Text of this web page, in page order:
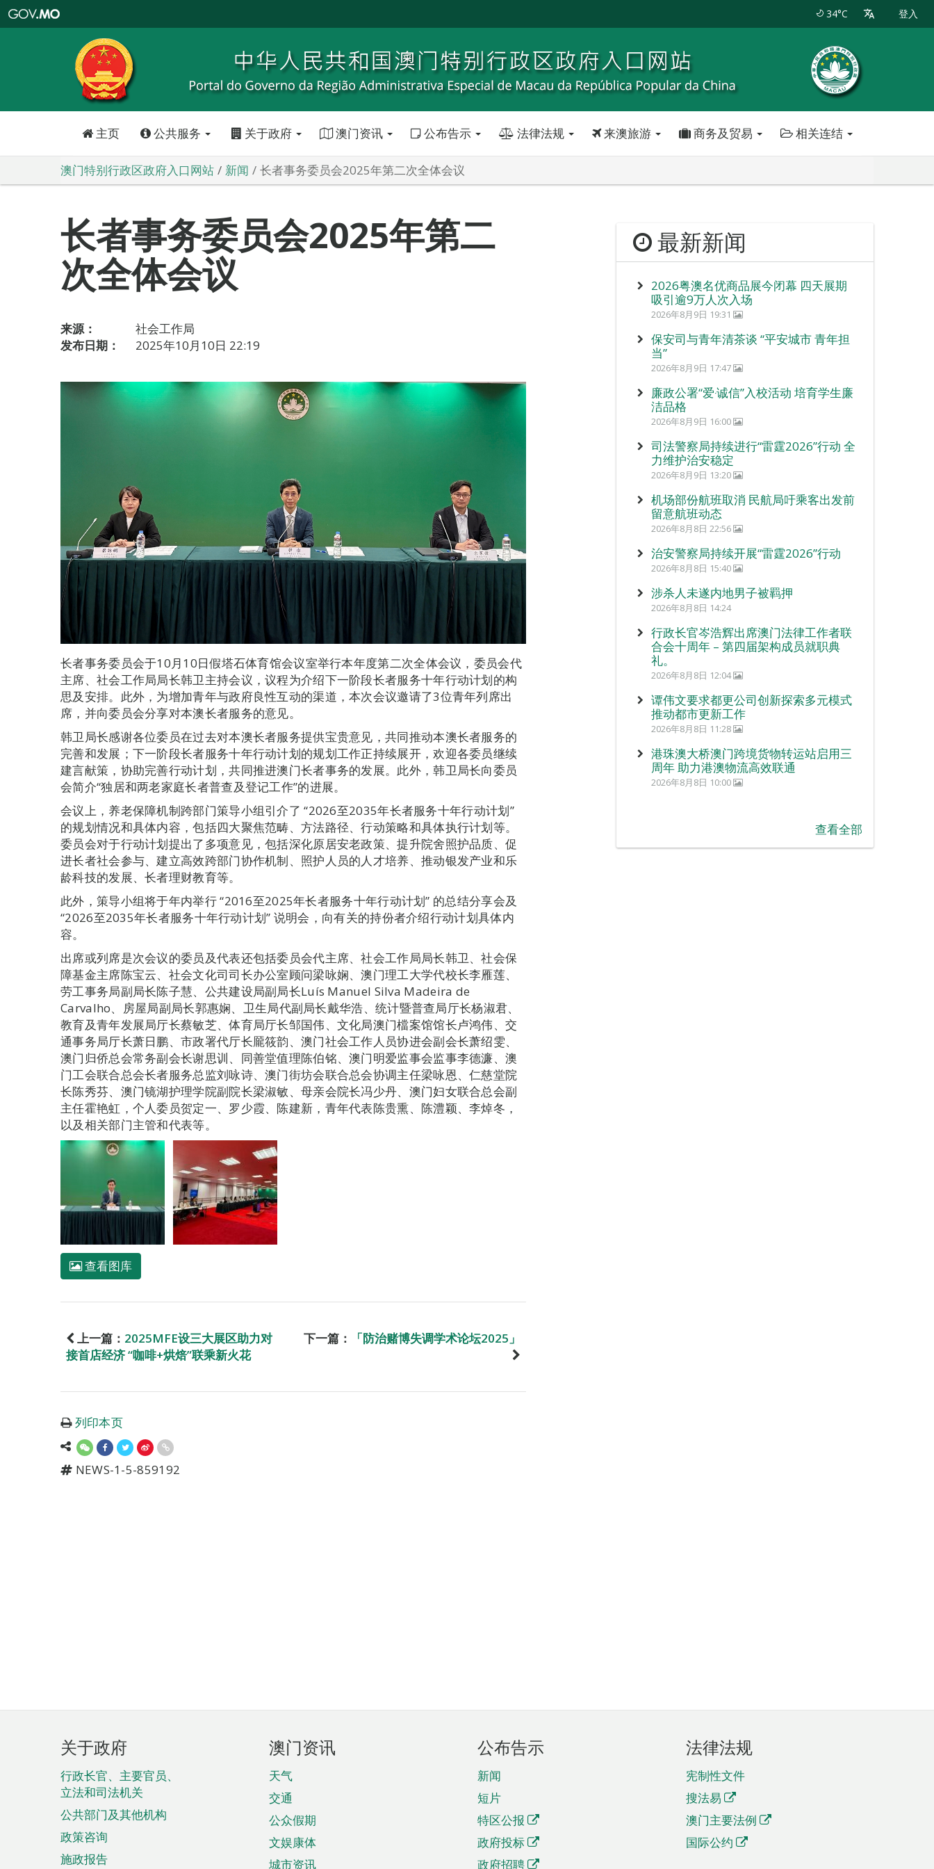
特
政
区
政
口
34°C 登入
主页 公共服务 关于政府 澳门资讯 公布告示 法律法规 来澳旅游 商务及贸易 相关连结
澳门特别行政区政府入口网站 新闻 长者事务委员会2025年第二次全体会议
长者事务委员会2025年第二
次全体会议
来源：
社会工作局
发布日期：
2025年10月10日 22:19
长者事务委员会于10月10日假塔石体育馆会议室举行本年度第二次全体会议，委员会代
主席、社会工作局局长韩卫主持会议，议程为介绍下一阶段长者服务十年行动计划的构
思及安排。此外，为增加青年与政府良性互动的渠道，本次会议邀请了3位青年列席出
席，并向委员会分享对本澳长者服务的意见。
韩卫局长感谢各位委员在过去对本澳长者服务提供宝贵意见，共同推动本澳长者服务的
完善和发展；下一阶段长者服务十年行动计划的规划工作正持续展开，欢迎各委员继续
建言献策，协助完善行动计划，共同推进澳门长者事务的发展。此外，韩卫局长向委员
会简介“独居和两老家庭长者普查及登记工作”的进展。
会议上，养老保障机制跨部门策导小组引介了 “2026至2035年长者服务十年行动计划”
的规划情况和具体内容，包括四大聚焦范畴、方法路径、行动策略和具体执行计划等。
委员会对于行动计划提出了多项意见，包括深化原居安老政策、提升院舍照护品质、促
进长者社会参与、建立高效跨部门协作机制、照护人员的人才培养、推动银发产业和乐
龄科技的发展、长者理财教育等。
此外，策导小组将于年内举行 “2016至2025年长者服务十年行动计划” 的总结分享会及
“2026至2035年长者服务十年行动计划” 说明会，向有关的持份者介绍行动计划具体内
容。
出席或列席是次会议的委员及代表还包括委员会代主席、社会工作局局长韩卫、社会保
障基金主席陈宝云、社会文化司司长办公室顾问梁咏娴、澳门理工大学代校长李雁莲、
劳工事务局副局长陈子慧、公共建设局副局长Luís Manuel Silva Madeira de
Carvalho、房屋局副局长郭惠娴、卫生局代副局长戴华浩、统计暨普查局厅长杨淑君、
教育及青年发展局厅长蔡敏芝、体育局厅长邹国伟、文化局澳门檔案馆馆长卢鸿伟、交
通事务局厅长萧日鹏、市政署代厅长龎筱韵、澳门社会工作人员协进会副会长萧绍雯、
澳门归侨总会常务副会长谢思训、同善堂值理陈伯铭、澳门明爱监事会监事李德濂、澳
门工会联合总会长者服务总监刘咏诗、澳门街坊会联合总会协调主任梁咏恩、仁慈堂院
长陈秀芬、澳门镜湖护理学院副院长梁淑敏、母亲会院长冯少丹、澳门妇女联合总会副
主任霍艳虹，个人委员贺定一、罗少霞、陈建新，青年代表陈贵熏、陈澧颖、李焯冬，
以及相关部门主管和代表等。
查看图库
上一篇： 2025MFE设三大展区助力对
接首店经济 “咖啡+烘焙”联乘新火花
下一篇： 「防治赌博失调学术论坛2025」
列印本页
NEWS-1-5-859192
最新新闻
2026粤澳名优商品展今闭幕 四天展期
吸引逾9万人次入场
2026年8月9日 19:31
保安司与青年清茶谈 “平安城市 青年担
当”
2026年8月9日 17:47
廉政公署“爱‧诚信”入校活动 培育学生廉
洁品格
2026年8月9日 16:00
司法警察局持续进行“雷霆2026”行动 全
力维护治安稳定
2026年8月9日 13:20
机场部份航班取消 民航局吁乘客出发前
留意航班动态
2026年8月8日 22:56
治安警察局持续开展“雷霆2026”行动
2026年8月8日 15:40
涉杀人未遂内地男子被羁押
2026年8月8日 14:24
行政长官岑浩辉出席澳门法律工作者联
合会十周年 – 第四届架构成员就职典
礼。
2026年8月8日 12:04
谭伟文要求都更公司创新探索多元模式
推动都市更新工作
2026年8月8日 11:28
港珠澳大桥澳门跨境货物转运站启用三
周年 助力港澳物流高效联通
2026年8月8日 10:00
查看全部
页
脚
菜
单
关于政府
行政长官、主要官员、
立法和司法机关
公共部门及其他机构
政策咨询
施政报告
澳门资讯
天气
交通
公众假期
文娱康体
城市资讯
公布告示
新闻
短片
特区公报
政府投标
政府招聘
法律法规
宪制性文件
搜法易
澳门主要法例
国际公约